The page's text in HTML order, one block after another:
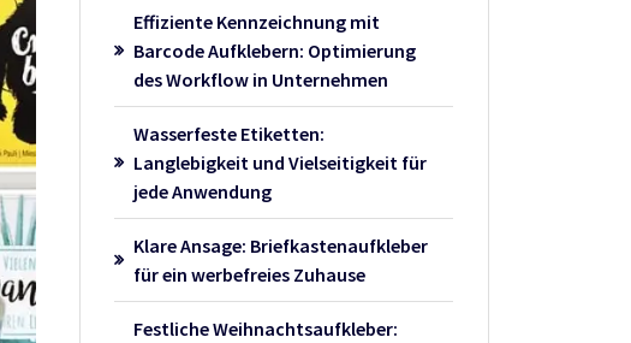
Effiziente Kennzeichnung mit
Barcode Aufklebern: Optimierung
des Workflow in Unternehmen
Wasserfeste Etiketten:
Langlebigkeit und Vielseitigkeit für
jede Anwendung
Klare Ansage: Briefkastenaufkleber
für ein werbefreies Zuhause
Festliche Weihnachtsaufkleber: